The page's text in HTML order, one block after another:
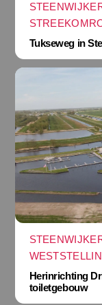
Tukseweg in
Herinrichting
toiletgebouw